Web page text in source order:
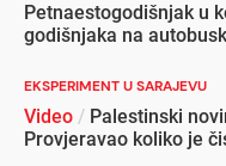
Petnaestogodišnjak u
godišnjaka na
EKSPERIMENT U SARAJEVU
Video / Palestinski
Provjeravao koliko je